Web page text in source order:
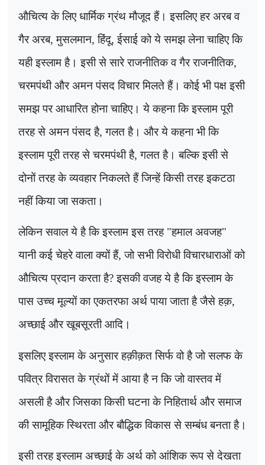
औचित्य के लिए धार्मिक ग्रंथ मौजूद हैं। इसलिए हर अरब व
गैर अरब,मुसलमान,हिंदू,ईसाई को ये समझ लेना चाहिए कि
यही इस्लाम है। इसी से सारे राजनीतिक व गैर राजनीतिक,
चरमपंथी और अमन पंसद विचार मिलते हैं। कोई भी पक्ष इसी
समझ पर आधारित होना चाहिए। ये कहना कि इस्लाम पूरी
तरह से अमन पंसद है, गलत है। और ये कहना भी कि
इस्लाम पूरी तरह से चरमपंथी है, गलत है। बल्कि इसी से
दोनों तरह के व्यवहार निकलते हैं जिन्हें किसी तरह इकटठा
नहीं किया जा सकता।
लेकिन सवाल ये है कि इस्लाम इस तरह "हमाल अवजह"
यानी कई चेहरे वाला क्यों हैं, जो सभी विरोधी विचारधाराओं को
औचित्य प्रदान करता है?इसकी वजह ये है कि इस्लाम के
पास उच्च मूल्यों का एकतरफा अर्थ पाया जाता है जैसे हक़,
अच्छाई और खूबसूरती आदि।
इसलिए इस्लाम के अनुसार हक़ीक़त सिर्फ वो है जो सलफ के
पवित्र विरासत के ग्रंथों में आया है न कि जो वास्तव में
असली है और जिसका किसी घटना के निहितार्थ और समाज
की सामूहिक स्थिरता और बौद्धिक विकास से सम्बंध बनता है।
इसी तरह इस्लाम अच्छाई के अर्थ को आंशिक रूप से देखता